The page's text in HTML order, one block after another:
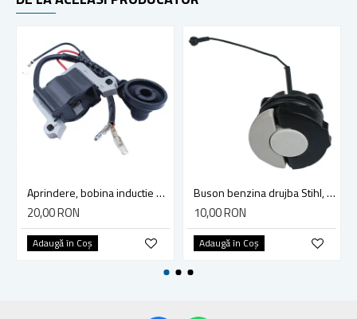
Aprindere, bobina inductie motocoasa chinezeasca TL43 TL 52, Ruris Dac 210, Dac 310
20,00 RON
Adaugă în Coş
Buson benzina drujba Stihl, model cu clapeta
10,00 RON
Adaugă în Coş